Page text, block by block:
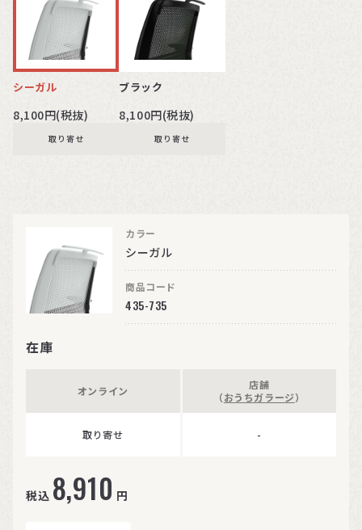
シーガル
8,100円(税抜)
取り寄せ
ブラック
8,100円(税抜)
取り寄せ
カラー
シーガル
商品コード
435-735
在庫
オンライン
取り寄せ
店舗
（おうちガラージ）
-
税込 8,910 円